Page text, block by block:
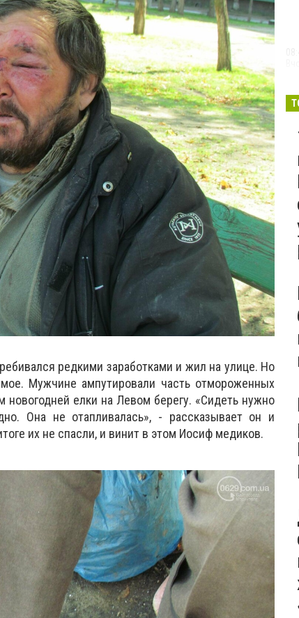
редкими заработками и жил на улице. Но
Мужчине ампутировали часть отмороженных
новогодней елки на Левом берегу. «Сидеть нужно
Она не отапливалась», - рассказывает он и
их не спасли, и винит в этом Иосиф медиков.